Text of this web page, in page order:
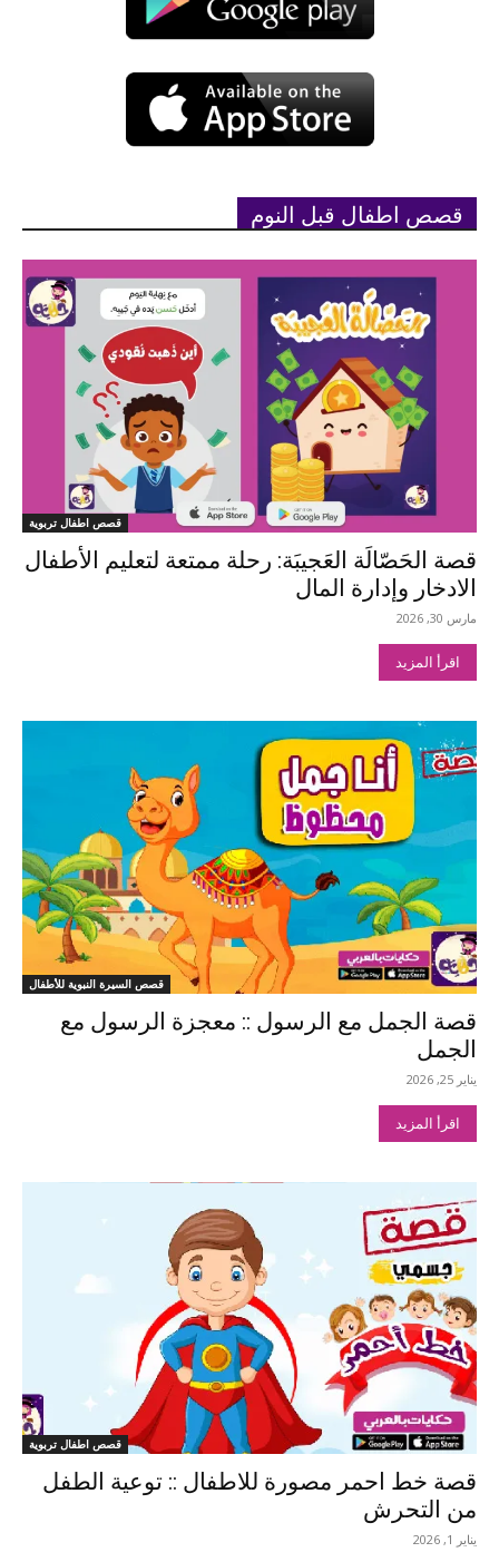
قصص اطفال قبل النوم
قصص اطفال تربوية
قصة الحَصّالَة العَجيبَة: رحلة ممتعة لتعليم الأطفال
الادخار وإدارة المال
مارس 30, 2026
اقرأ المزيد
قصص السيرة النبوية للأطفال
قصة الجمل مع الرسول :: معجزة الرسول مع
الجمل
يناير 25, 2026
اقرأ المزيد
قصص اطفال تربوية
قصة خط احمر مصورة للاطفال :: توعية الطفل
من التحرش
يناير 1, 2026